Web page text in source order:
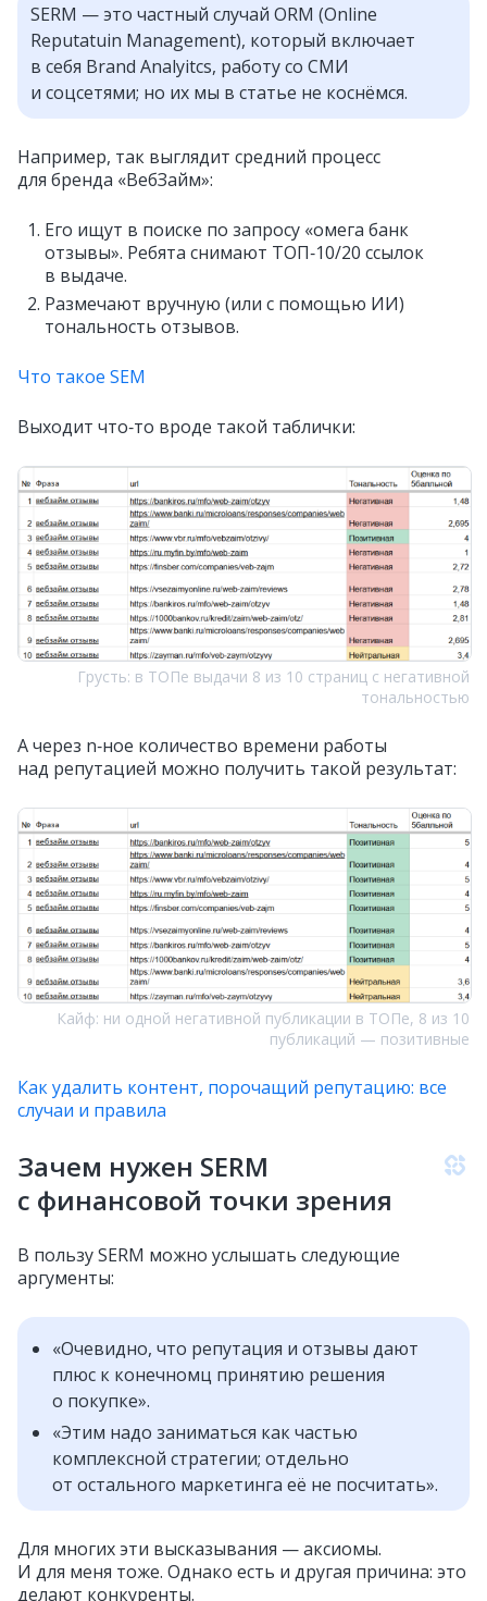
SERM — это частный случай ORM (Online
Reputatuin Management), который включает
в себя Brand Analyitcs, работу со СМИ
и соцсетями; но их мы в статье не коснёмся.
Например, так выглядит средний процесс
для бренда «ВебЗайм»:
Его ищут в поиске по запросу «омега банк
отзывы». Ребята снимают ТОП‑10/20 ссылок
в выдаче.
Размечают вручную (или с помощью ИИ)
тональность отзывов.
Что такое SEM
Выходит что‑то вроде такой таблички:
Грусть: в ТОПе выдачи 8 из 10 страниц с негативной
тональностью
А через n‑ное количество времени работы
над репутацией можно получить такой результат:
Кайф: ни одной негативной публикации в ТОПе, 8 из 10
публикаций — позитивные
Как удалить контент, порочащий репутацию: все
случаи и правила
Зачем нужен SERM
с финансовой точки зрения
В пользу SERM можно услышать следующие
аргументы:
«Очевидно, что репутация и отзывы дают
плюс к конечномц принятию решения
о покупке».
«Этим надо заниматься как частью
комплексной стратегии; отдельно
от остального маркетинга её не посчитать».
Для многих эти высказывания — аксиомы.
И для меня тоже. Однако есть и другая причина: это
делают конкуренты.